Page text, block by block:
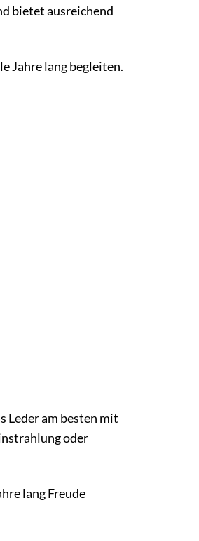
bietet ausreichend
Jahre lang begleiten.
Leder am besten mit
oder
lang Freude